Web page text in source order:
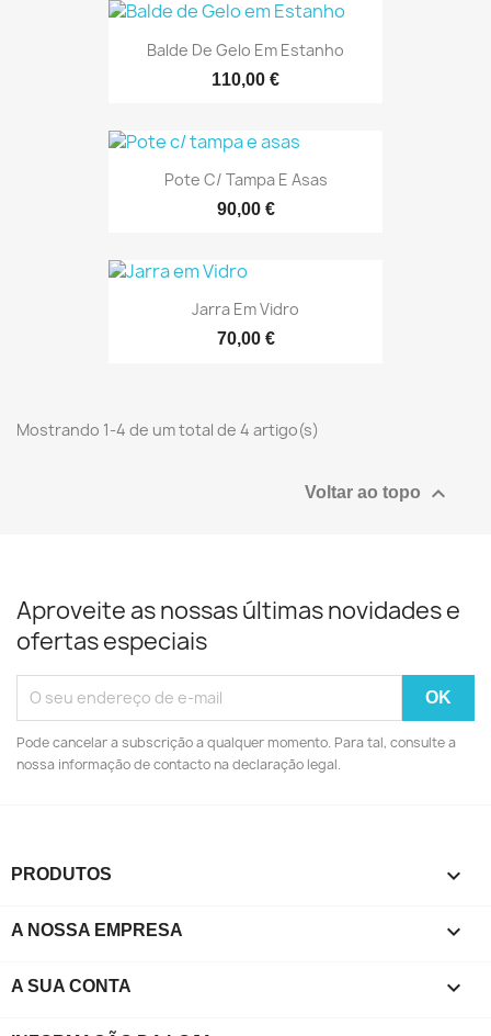
Balde De Gelo Em Estanho
110,00 €
Pote C/ Tampa E Asas
90,00 €
Jarra Em Vidro
70,00 €
Mostrando 1-4 de um total de 4 artigo(s)
Voltar ao topo 
Aproveite as nossas últimas novidades e
ofertas especiais
Pode cancelar a subscrição a qualquer momento. Para tal, consulte a
nossa informação de contacto na declaração legal.
PRODUTOS 
A NOSSA EMPRESA 
A SUA CONTA 